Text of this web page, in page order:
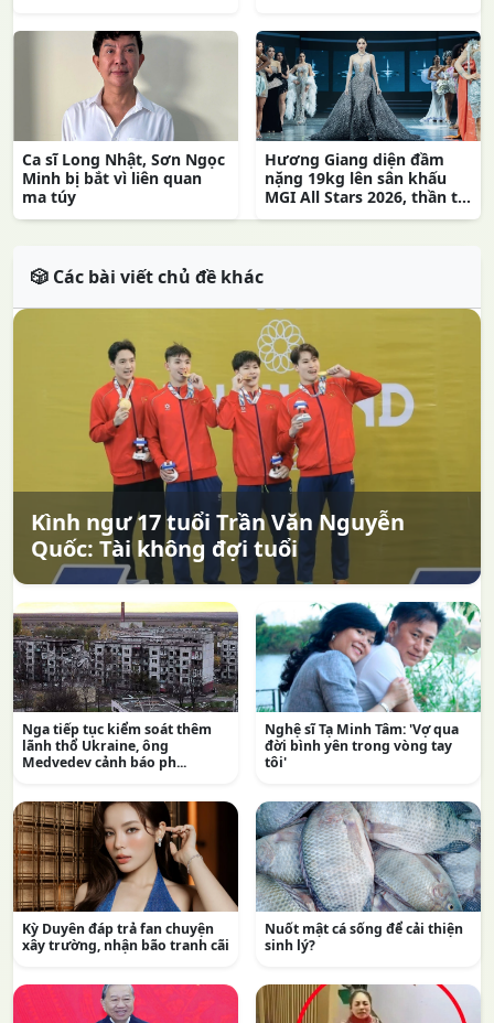
Ca sĩ Long Nhật, Sơn Ngọc
Minh bị bắt vì liên quan
ma túy
Hương Giang diện đầm
nặng 19kg lên sân khấu
MGI All Stars 2026, thần t...
🎲 Các bài viết chủ đề khác
Kình ngư 17 tuổi Trần Văn Nguyễn
Quốc: Tài không đợi tuổi
Nga tiếp tục kiểm soát thêm
lãnh thổ Ukraine, ông
Medvedev cảnh báo ph...
Nghệ sĩ Tạ Minh Tâm: 'Vợ qua
đời bình yên trong vòng tay
tôi'
Kỳ Duyên đáp trả fan chuyện
xây trường, nhận bão tranh cãi
Nuốt mật cá sống để cải thiện
sinh lý?